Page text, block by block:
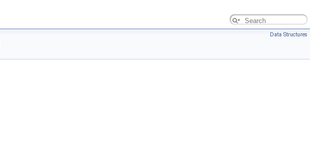
Data Structures